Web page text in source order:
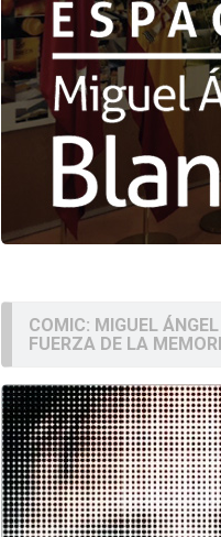
COMIC: MIGUEL
FUERZA DE LA